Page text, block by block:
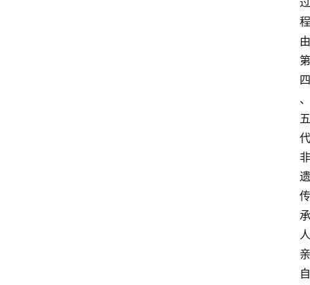
程
由
第
四
、
五
代
非
遗
传
承
人
亲
自